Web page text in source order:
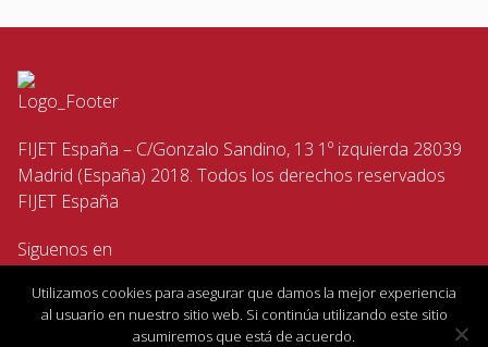
FIJET España – C/Gonzalo Sandino, 13 1º izquierda 28039
Madrid (España) 2018. Todos los derechos reservados
FIJET España
Siguenos en
Utilizamos cookies para asegurar que damos la mejor experiencia
al usuario en nuestro sitio web. Si continúa utilizando este sitio
asumiremos que está de acuerdo.